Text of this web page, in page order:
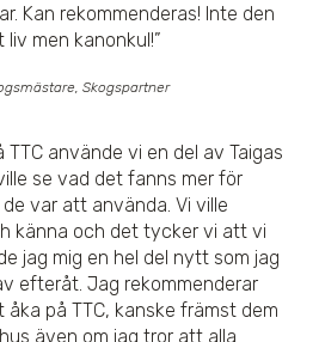
Kan rekommenderas! Inte den
men kanonkul!
Skogspartner
TTC använde vi en del av Taigas
se vad det fanns mer för
var att använda. Vi ville
känna och det tycker vi att vi
jag mig en hel del nytt som jag
efteråt. Jag rekommenderar
på TTC, kanske främst dem
även om jag tror att alla